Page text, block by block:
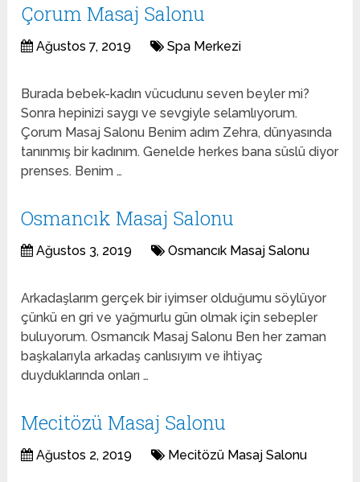
Çorum Masaj Salonu
Ağustos 7, 2019 Spa Merkezi
Burada bebek-kadın vücudunu seven beyler mi?
Sonra hepinizi saygı ve sevgiyle selamlıyorum.
Çorum Masaj Salonu Benim adım Zehra, dünyasında
tanınmış bir kadınım. Genelde herkes bana süslü diyor
prenses. Benim …
Osmancık Masaj Salonu
Ağustos 3, 2019 Osmancık Masaj Salonu
Arkadaşlarım gerçek bir iyimser olduğumu söylüyor
çünkü en gri ve yağmurlu gün olmak için sebepler
buluyorum. Osmancık Masaj Salonu Ben her zaman
başkalarıyla arkadaş canlısıyım ve ihtiyaç
duyduklarında onları …
Mecitözü Masaj Salonu
Ağustos 2, 2019 Mecitözü Masaj Salonu